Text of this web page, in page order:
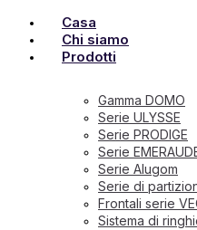
Casa
Chi siamo
Prodotti
Gamma DOMO
Serie ULYSSE
Serie PRODIGE
Serie
Serie Alugom
Serie di
Frontali serie
Sistema di